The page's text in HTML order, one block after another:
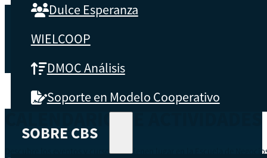
Dulce Esperanza
WIELCOOP
DMOC Análisis
Soporte en Modelo Cooperativo
SOBRE CBS
CALENDARIO DE
Descubre los eventos y cursos que tienen lugar en la Escuela de